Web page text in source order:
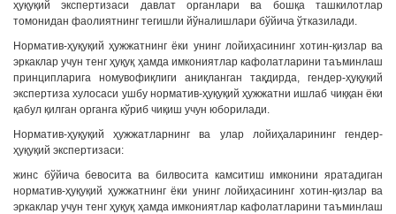
ҳуқуқий экспертизаси давлат органлари ва бошқа ташкилотлар
томонидан фаолиятнинг тегишли йўналишлари бўйича ўтказилади.
Норматив-ҳуқуқий ҳужжатнинг ёки унинг лойиҳасининг хотин-қизлар ва
эркаклар учун тенг ҳуқуқ ҳамда имкониятлар кафолатларини таъминлаш
принципларига номувофиқлиги аниқланган тақдирда, гендер-ҳуқуқий
экспертиза хулосаси ушбу норматив-ҳуқуқий ҳужжатни ишлаб чиққан ёки
қабул қилган органга кўриб чиқиш учун юборилади.
Норматив-ҳуқуқий ҳужжатларнинг ва улар лойиҳаларининг гендер-
ҳуқуқий экспертизаси:
жинс бўйича бевосита ва билвосита камситиш имконини яратадиган
норматив-ҳуқуқий ҳужжатнинг ёки унинг лойиҳасининг хотин-қизлар ва
эркаклар учун тенг ҳуқуқ ҳамда имкониятлар кафолатларини таъминлаш